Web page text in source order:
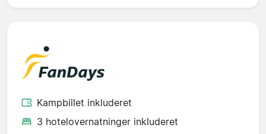
Kampbillet inkluderet
3 hotelovernatninger inkluderet